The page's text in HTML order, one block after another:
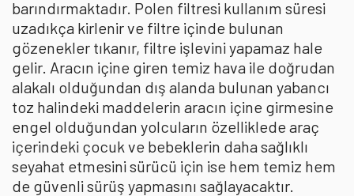
barındırmaktadır. Polen filtresi kullanım süresi
uzadıkça kirlenir ve filtre içinde bulunan
gözenekler tıkanır, filtre işlevini yapamaz hale
gelir. Aracın içine giren temiz hava ile doğrudan
alakalı olduğundan dış alanda bulunan yabancı
toz halindeki maddelerin aracın içine girmesine
engel olduğundan yolcuların özelliklede araç
içerindeki çocuk ve bebeklerin daha sağlıklı
seyahat etmesini sürücü için ise hem temiz hem
de güvenli sürüş yapmasını sağlayacaktır.